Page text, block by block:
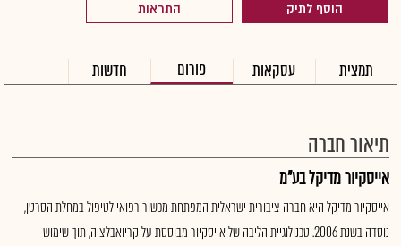
הוסף לתיק התראות
תמצית עסקאות פורום חדשות
תיאור חברה
אייסקיור מדיקל בע"מ
אייסקיור מדיקל היא חברה ציבורית ישראלית המפתחת מכשור רפואי לטיפול במחלת הסרטן,
נוסדה בשנת 2006. טכנולוגיית הליבה של אייסקיור מבוססת על קריואבלציה, תוך שימוש